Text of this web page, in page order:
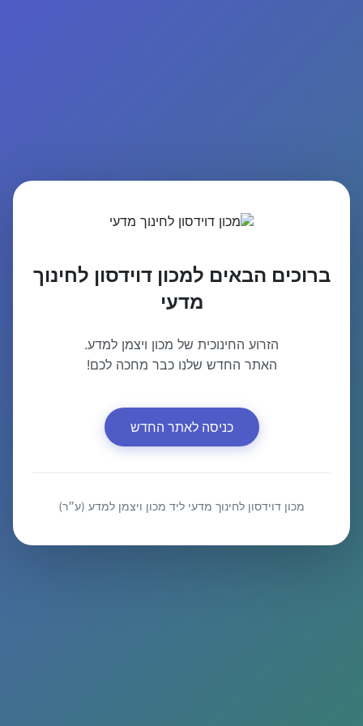
ברוכים הבאים למכון דוידסון לחינוך
מדעי
הזרוע החינוכית של מכון ויצמן למדע.
האתר החדש שלנו כבר מחכה לכם!
כניסה לאתר החדש
מכון דוידסון לחינוך מדעי ליד מכון ויצמן למדע (ע״ר)